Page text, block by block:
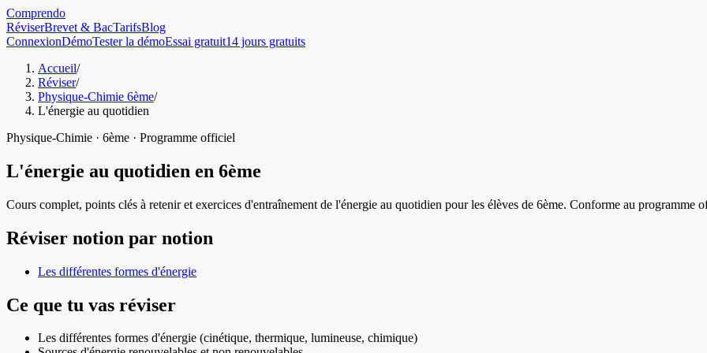
Comprendo
RéviserBrevet & BacTarifsBlog
ConnexionDémoTester la démoEssai gratuit14 jours gratuits
Accueil/
Réviser/
Physique-Chimie 6ème/
L'énergie au quotidien
Physique-Chimie · 6ème · Programme officiel
L'énergie au quotidien en 6ème
Cours complet, points clés à retenir et exercices d'entraînement de l'énergie au quotidien pour les élèves de 6ème. Conforme au programme
Réviser notion par notion
Les différentes formes d'énergie
Ce que tu vas réviser
Les différentes formes d'énergie (cinétique, thermique, lumineuse, chimique)